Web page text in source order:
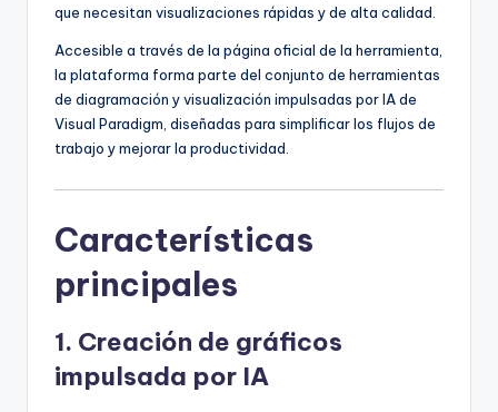
que necesitan visualizaciones rápidas y de alta calidad.
Accesible a través de la página oficial de la herramienta,
la plataforma forma parte del conjunto de herramientas
de diagramación y visualización impulsadas por IA de
Visual Paradigm, diseñadas para simplificar los flujos de
trabajo y mejorar la productividad.
Características
principales
1. Creación de gráficos
impulsada por IA